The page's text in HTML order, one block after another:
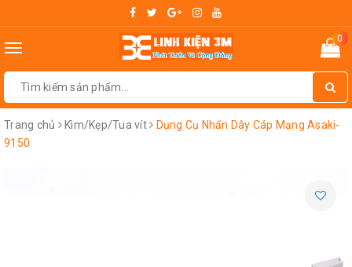
Toggle
0
Trang chủ Kìm/Kẹp/Tua vít
Dụng Cụ Nhấn Dây Cáp Mạng Asaki-
9150